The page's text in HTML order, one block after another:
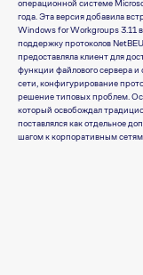
операционной системе
года. Эта версия добавила
Windows for Workgroups 3.11
поддержку протоколов
предоставляла клиент для
функции файлового сервера и
сети, конфигурирование
решение типовых проблем.
который освобождал
поставлялся как отдельное
шагом к корпоративным